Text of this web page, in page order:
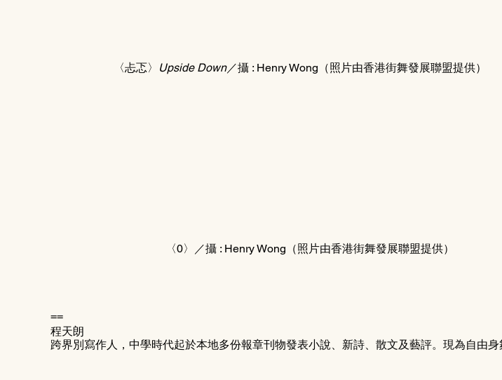
〈忐忑〉 Upside Down
〈0〉／攝 : Henry Wong（照片由香港街舞發展聯盟提供）
==
程天朗
跨界別寫作人，中學時代起於本地多份報章刊物發表小說、新詩、散文及藝評。現為自由身